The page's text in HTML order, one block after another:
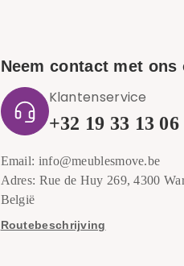
Neem contact met ons
Klantenservice
+32 19 33 13 06
Email: info@meublesmove.be
Adres: Rue de Huy 269, 4300
België
Routebeschrijving